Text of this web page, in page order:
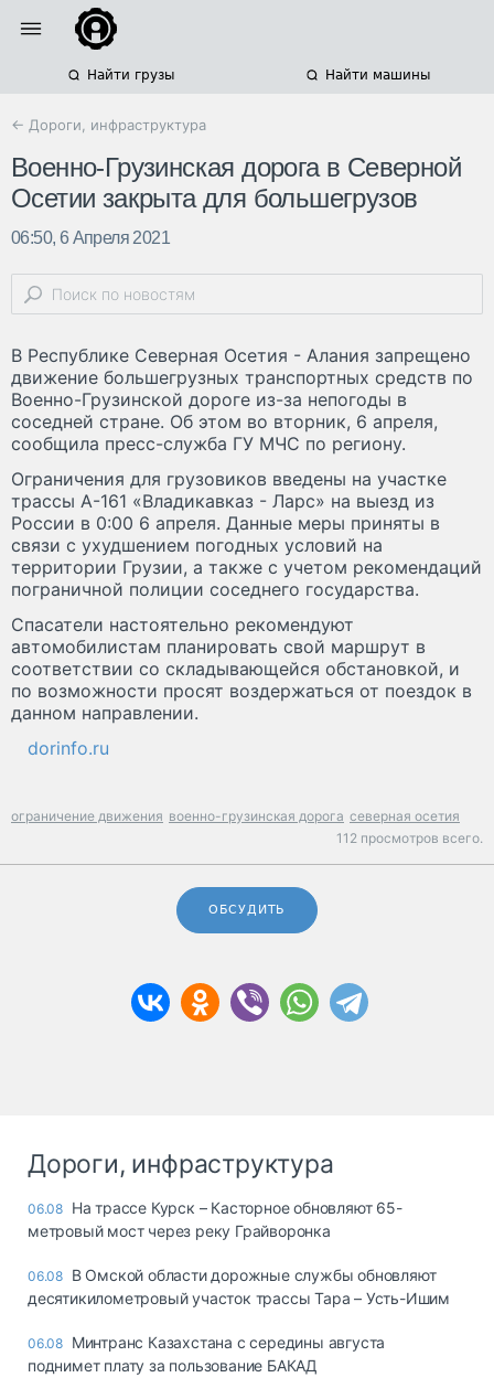
Найти грузы Найти машины
← Дороги, инфраструктура
Военно-Грузинская дорога в Северной
Осетии закрыта для большегрузов
06:50, 6 Апреля 2021
В Республике Северная Осетия - Алания запрещено
движение большегрузных транспортных средств по
Военно-Грузинской дороге из-за непогоды в
соседней стране. Об этом во вторник, 6 апреля,
сообщила пресс-служба ГУ МЧС по региону.
Ограничения для грузовиков введены на участке
трассы А-161 «Владикавказ - Ларс» на выезд из
России в 0:00 6 апреля. Данные меры приняты в
связи с ухудшением погодных условий на
территории Грузии, а также с учетом рекомендаций
пограничной полиции соседнего государства.
Спасатели настоятельно рекомендуют
автомобилистам планировать свой маршрут в
соответствии со складывающейся обстановкой, и
по возможности просят воздержаться от поездок в
данном направлении.
dorinfo.ru
ограничение движения военно-грузинская дорога северная осетия
112 просмотров всего.
ОБСУДИТЬ
Дороги, инфраструктура
06.08 На трассе Курск – Касторное обновляют 65-
метровый мост через реку Грайворонка
06.08 В Омской области дорожные службы обновляют
десятикилометровый участок трассы Тара – Усть-Ишим
06.08 Минтранс Казахстана с середины августа
поднимет плату за пользование БАКАД